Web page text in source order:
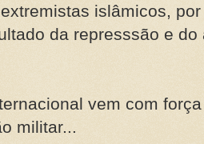
islâmicos,
da represssão e
vem com
militar...